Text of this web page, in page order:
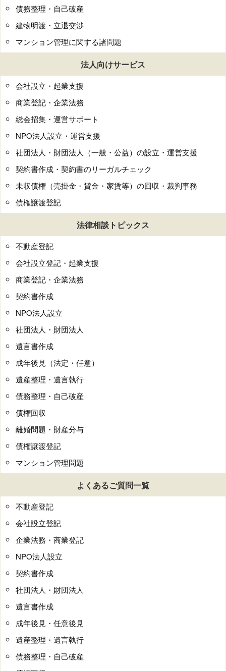
債務整理・自己破産
建物明渡・立退交渉
マンション管理に関する諸問題
法人向けサービス
会社設立・起業支援
商業登記・企業法務
総会招集・運営サポート
NPO法人設立・運営支援
社団法人・財団法人（一般・公益）の設立・運営支援
契約書作成・契約書のリーガルチェック
未収債権（売掛金・貸金・家賃等）の回収・裁判事務
債権譲渡登記
法律相談トピックス
不動産登記
会社設立登記・起業支援
商業登記・企業法務
契約書作成
NPO法人設立
社団法人・財団法人
遺言書作成
成年後見（法定・任意）
遺産整理・遺言執行
債務整理・自己破産
債権回収
離婚問題・財産分与
債権譲渡登記
マンション管理問題
よくあるご質問一覧
不動産登記
会社設立登記
企業法務・商業登記
NPO法人設立
契約書作成
社団法人・財団法人
遺言書作成
成年後見・任意後見
遺産整理・遺言執行
債務整理・自己破産